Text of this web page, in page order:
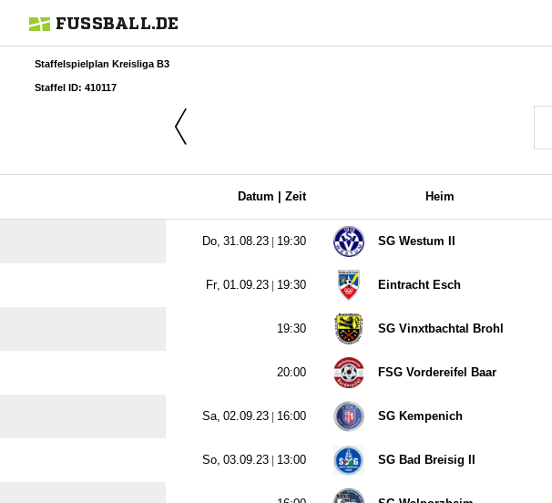
FUSSBALL.DE
Staffelspielplan Kreisliga B3
Staffel ID: 410117
Datum | Zeit Heim
  |  SG Westum II
  |  Eintracht Esch
 SG Vinxtbachtal Brohl
 FSG Vordereifel Baar
  |  SG Kempenich
  |  SG Bad Breisig II